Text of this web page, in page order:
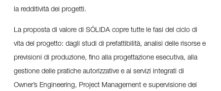
la redditività dei progetti.
La proposta di valore di SÓLIDA copre tutte le fasi del ciclo di
vita del progetto: dagli studi di prefattibilità, analisi delle risorse e
previsioni di produzione, fino alla progettazione esecutiva, alla
gestione delle pratiche autorizzative e ai servizi integrati di
Owner’s Engineering, Project Management e supervisione dei